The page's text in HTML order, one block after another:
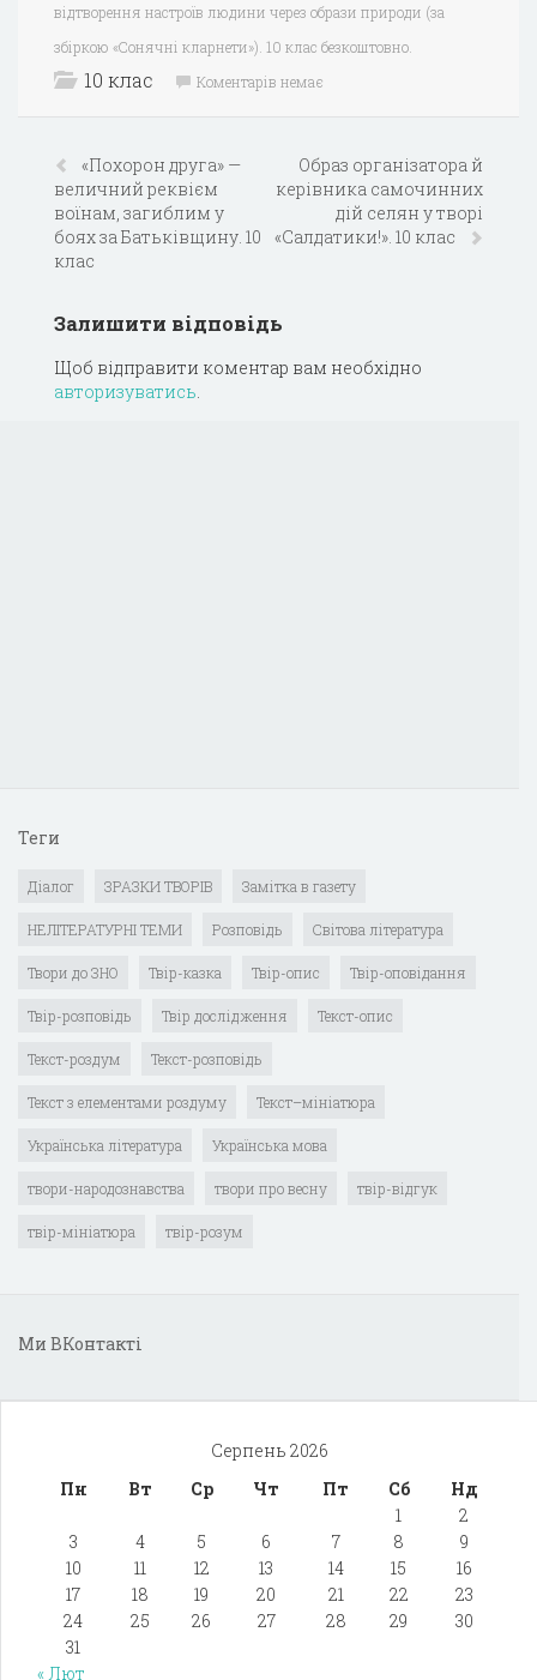
відтворення настроїв людини через образи природи (за
збіркою «Сонячні кларнети»). 10 клас безкоштовно.
10 клас Коментарів немає
«Похорон друга» —
величний реквієм
воїнам, загиблим у
боях за Батьківщину. 10
клас
Образ організатора й
керівника самочинних
дій селян у творі
«Салдатики!». 10 клас
Залишити відповідь
Щоб відправити коментар вам необхідно
авторизуватись.
Теги
Діалог ЗРАЗКИ ТВОРІВ Замітка в газету
НЕЛІТЕРАТУРНІ ТЕМИ Розповідь Світова література
Твори до ЗНО Твір-казка Твір-опис Твір-оповідання
Твір-розповідь Твір дослідження Текст-опис
Текст-роздум Текст-розповідь
Текст з елементами роздуму Текст–мініатюра
Українська література Українська мова
твори-народознавства твори про весну твір-відгук
твір-мініатюра твір-розум
Ми ВКонтакті
Серпень 2026
Пн
Вт Ср Чт Пт Сб
Нд
1
2
3
4 5 6 7 8
9
10
11 12 13 14 15
16
17
18 19 20 21 22
23
24
25 26 27 28 29
30
31
« Лют